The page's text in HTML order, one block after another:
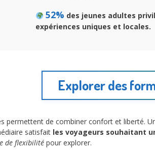
52% des jeunes adultes
expériences uniques et locales.
Explorer des
permettent de combiner confort et liberté.
satisfait les voyageurs souhaitant
de flexibilité pour explorer.